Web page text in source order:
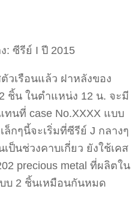
: ซีรีย์ I ปี 2015
วเรือนแล้ว ฝาหลังของ
ชิ้น ในตำแหน่ง 12 น. จะมี
ทนที่ case No.XXXX แบบ
ล็กๆนี้จะเริ่มที่ซีรีย์ J กลางๆ
ป็นช่วงคาบเกี่ยว ยังใช้เคส
precious metal ที่ผลิตใน
บบ 2 ชิ้นเหมือนกันหมด